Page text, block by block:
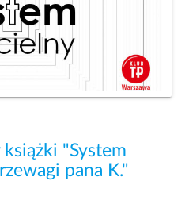
"System
pana K."